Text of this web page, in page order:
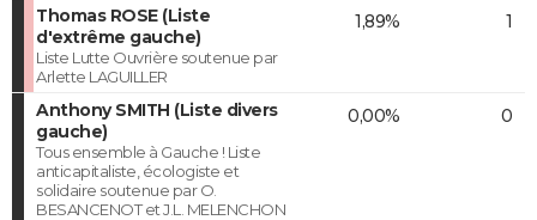
Thomas ROSE (Liste
d'extrême gauche)
Liste Lutte Ouvrière soutenue par
Arlette LAGUILLER
1,89% 1
Anthony SMITH (Liste divers
gauche)
Tous ensemble à Gauche ! Liste
anticapitaliste, écologiste et
solidaire soutenue par O.
BESANCENOT et J.L. MELENCHON
0,00% 0